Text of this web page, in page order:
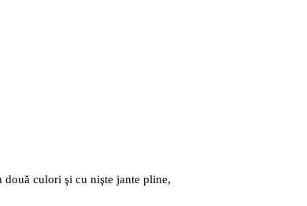
două culori şi cu nişte jante pline,